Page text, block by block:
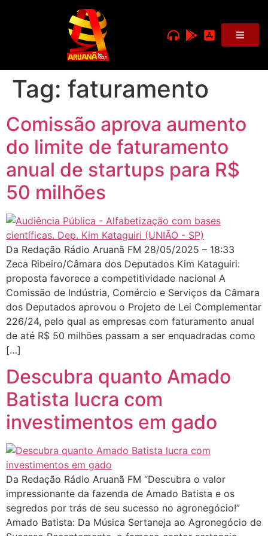
Tag: faturamento
Comissão aprova aumento
do limite de faturamento
anual de startups para R$
50 milhões
Da Redação Rádio Aruanã FM 28/05/2025 – 18:33
Zeca Ribeiro/Câmara dos Deputados Kim Kataguiri:
proposta favorece a competitividade nacional A
Comissão de Indústria, Comércio e Serviços da Câmara
dos Deputados aprovou o Projeto de Lei Complementar
226/24, pelo qual as empresas com faturamento anual
de até R$ 50 milhões passam a ser enquadradas como
[…]
Descubra quanto Amado
Batista lucra com
investimentos em gado
Da Redação Rádio Aruanã FM “Descubra o valor
impressionante da fazenda de Amado Batista e os
segredos por trás de seu sucesso no agronegócio!”
Amado Batista: Da Música Sertaneja ao Agronegócio de